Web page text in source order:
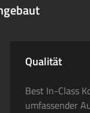
Qualität
Best In-Class
umfassender